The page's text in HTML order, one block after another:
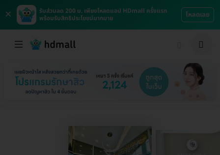
×
รับส่วนลด 200 บ. เพียงโหลดแอป HDmall ครั้งแรก
พร้อมรับสิทธิประโยชน์มากมาย
โหลดเลย